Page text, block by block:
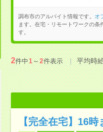
調布市のアルバイト情報です。 オ
ます。在宅・リモートワークの条
す。
2件中1～2件表示 平均時
【完全在宅】16